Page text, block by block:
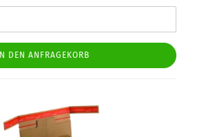
IN DEN ANFRAGEKORB